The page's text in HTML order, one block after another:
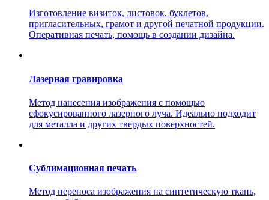
Изготовление визиток, листовок, буклетов,
пригласительных, грамот и другой печатной продукции.
Оперативная печать, помощь в создании дизайна.
Лазерная гравировка
Метод нанесения изображения с помощью
сфокусированного лазерного луча. Идеально подходит
для металла и других твердых поверхностей.
Сублимационная печать
Метод переноса изображения на синтетическую ткань,